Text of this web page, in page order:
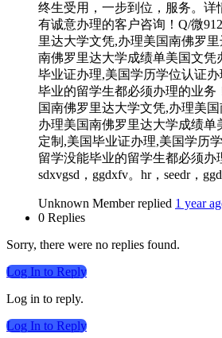
终生受用，一步到位，服务。详
有诚意办理的客户咨询！Q/微
里达大学文凭,办理美国南佛罗
南佛罗里达大学成绩单美国文凭
毕业证办理,美国学历学位认证
毕业的留学生都必须办理的业务
国南佛罗里达大学文凭,办理美
办理美国南佛罗里达大学成绩单
定制,美国毕业证办理,美国学历
留学没能毕业的留学生都必须办
sdxvgsd，ggdxfv。hr，seedr，
Unknown Member replied 1 year
0 Replies
Sorry, there were no replies found.
Log In to Reply
Log in to reply.
Log In to Reply